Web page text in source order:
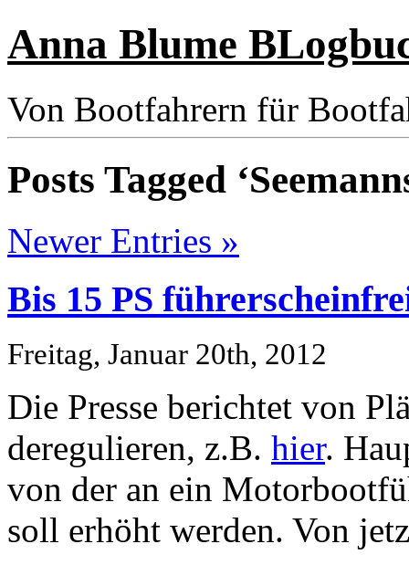
Anna Blume
Von Bootfahrern für
Posts Tagged
Newer Entries »
Bis 15 PS
Freitag, Januar 20th, 2012
Die Presse berichtet von
deregulieren, z.B. hier.
von der an ein
soll erhöht werden. Von